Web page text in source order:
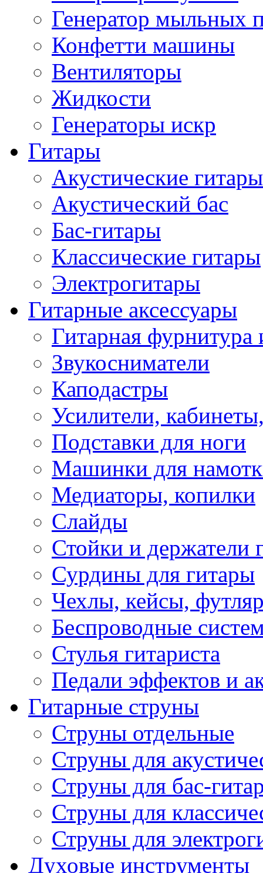
Генератор мыльных
Конфетти машины
Вентиляторы
Жидкости
Генераторы искр
Гитары
Акустические гитары
Акустический бас
Бас-гитары
Классические гитары
Электрогитары
Гитарные аксессуары
Гитарная фурнитура
Звукосниматели
Каподастры
Усилители,
Подставки для ноги
Машинки для
Медиаторы, копилки
Слайды
Стойки и держатели
Сурдины для гитары
Чехлы, кейсы,
Беспроводные
Стулья гитариста
Педали эффектов и
Гитарные струны
Струны отдельные
Струны для
Струны для бас-
Струны для
Струны для
Духовые инструменты